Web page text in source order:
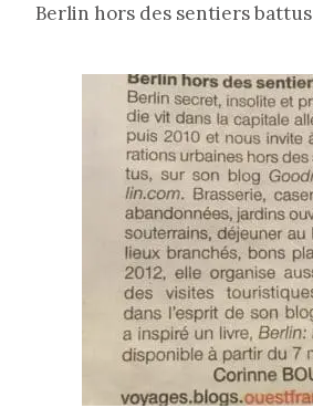
Berlin hors des sentiers battus